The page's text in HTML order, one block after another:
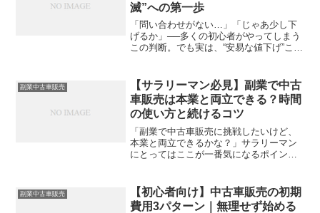
滅”への第一歩
「問い合わせがない…」「じゃあ少し下
げるか」──多くの初心者がやってしまう
この判断。でも実は、“安易な値下げ”こそ
が何倍も効果がある。この記事では、な
ぜ値下げが危険なの...
副業中古車販売
【サラリーマン必見】副業で中古
車販売は本業と両立できる？時間
の使い方と続けるコツ
「副業で中古車販売に挑戦したいけど、
本業と両立できるかな？」サラリーマン
にとってはここが一番気になるポイント
応にはどうしても時間が必要。本業が忙
しいと「続けられるのかな...
副業中古車販売
【初心者向け】中古車販売の初期
費用3パターン｜無理せず始める